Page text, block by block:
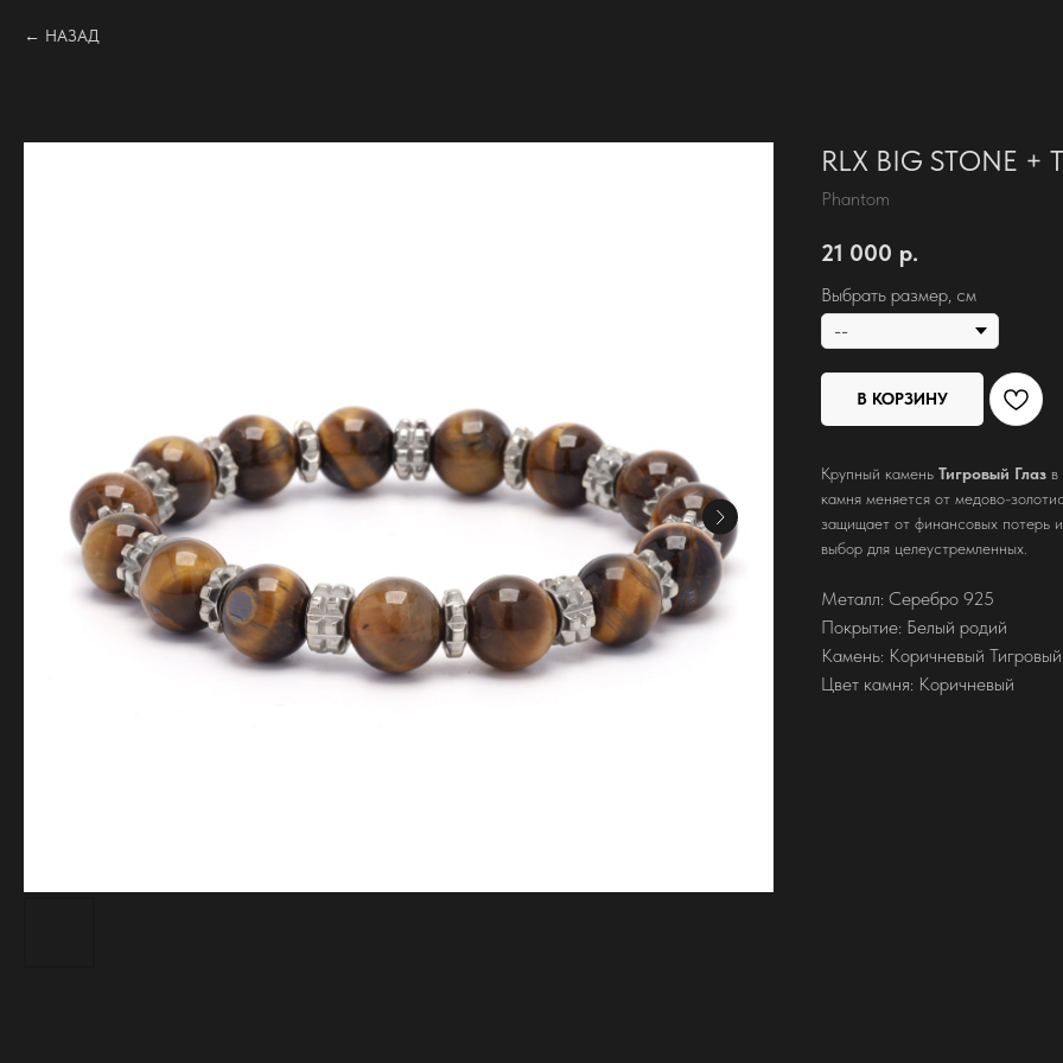
НАЗАД
RLX BIG STONE +
Phantom
21 000 р.
Выбрать размер, см
В КОРЗИНУ
Крупный камень Тигровый Глаз
камня меняется от медово-
защищает от финансовых потерь
выбор для целеустремленных.
Металл: Серебро 925
Покрытие: Белый родий
Камень: Коричневый Тигровый
Цвет камня: Коричневый